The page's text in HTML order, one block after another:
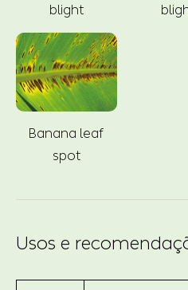
blight
Banana leaf
spot
Usos e